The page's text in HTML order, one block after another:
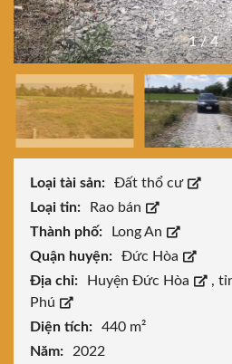
1/4
Loại tài sản:
Đất thổ cư
Loại tin:
Rao bán
Thành phố:
Long An
Quận huyện:
Đức Hòa
Địa chỉ:
Huyện Đức Hòa ,
Phú
Diện tích:
440 m²
Năm:
2022